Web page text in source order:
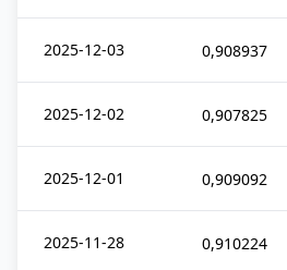
2025-12-03 0,908937
2025-12-02 0,907825
2025-12-01 0,909092
2025-11-28 0,910224